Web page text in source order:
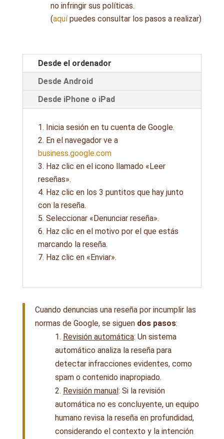
no infringir sus políticas.
(aquípuedes consultar los pasos a realizar)
Desde el ordenador
Desde Android
Desde iPhone o iPad
Inicia sesión en tu cuenta de Google.
En el navegador ve a
business.google.com
Haz clic en el icono llamado «Leer
reseñas».
Haz clic en los 3 puntitos que hay junto
con la reseña.
Seleccionar «Denunciar reseña».
Haz clic en el motivo por el que estás
marcando la reseña.
Haz clic en «Enviar».
Cuando denuncias una reseña por incumplir las
normas de Google, se siguen dos pasos:
1. Revisión automática: Un sistema
automático analiza la reseña para
detectar infracciones evidentes, como
spam o contenido inapropiado.
2. Revisión manual: Si la revisión
automática no es concluyente, un equipo
humano revisa la reseña en profundidad,
considerando el contexto y la intención